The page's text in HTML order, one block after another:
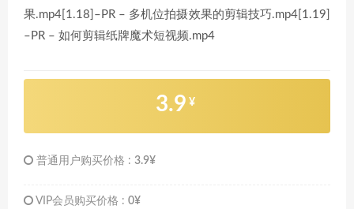
果.mp4[1.18]–PR – 多机位拍摄效果的剪辑技巧.mp4[1.19]
–PR – 如何剪辑纸牌魔术短视频.mp4
3.9 ¥
普通用户购买价格 : 3.9¥
VIP会员购买价格 : 0¥